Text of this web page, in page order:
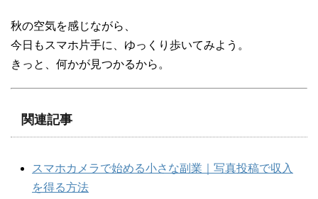
秋の空気を感じながら、
今日もスマホ片手に、ゆっくり歩いてみよう。
きっと、何かが見つかるから。
関連記事
スマホカメラで始める小さな副業｜写真投稿で収入
を得る方法